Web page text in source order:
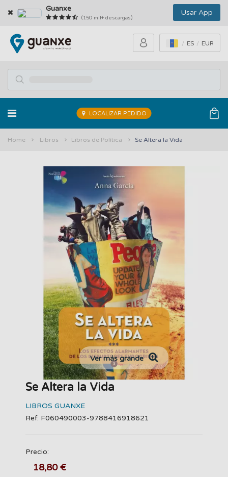
Guanxe
(150 mil+ descargas)
Usar App
ES EUR
LOCALIZAR PEDIDO
Home Libros Libros de Política Se Altera la Vida
Ver más grande
Se Altera la Vida
LIBROS GUANXE
Ref: F060490003-9788416918621
Precio:
18,80 €